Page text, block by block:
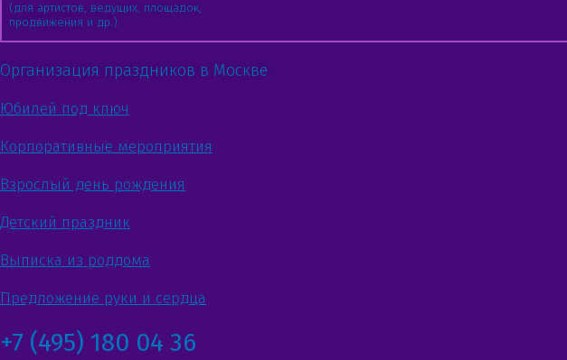
(для артистов, ведущих, площадок,
продвижения и др.)
Организация праздников в Москве
Юбилей под ключ
Корпоративные мероприятия
Взрослый день рождения
Детский праздник
Выписка из роддома
Предложение руки и сердца
+7 (495) 180 04 36